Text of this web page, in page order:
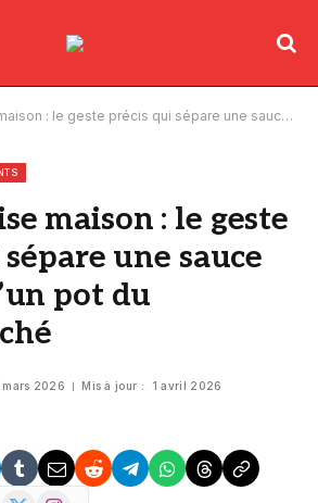
geste précis qui sépare une sauce vivante d’un pot du supermarché
maison : le geste
une sauce
pot du
mars 2026 Mis à jour : 1 avril 2026